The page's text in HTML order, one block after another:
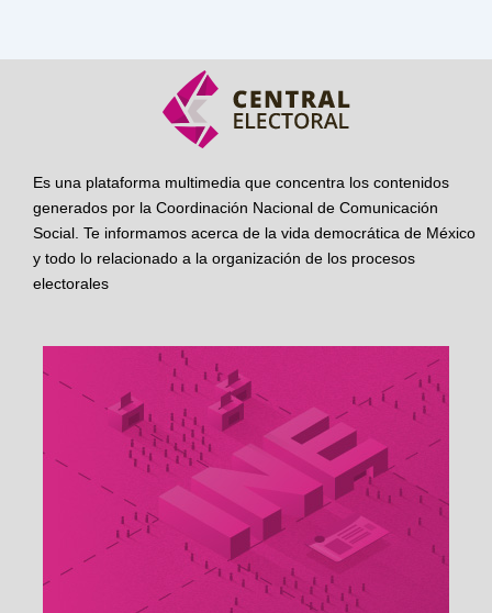
Es una plataforma multimedia que concentra los contenidos
generados por la Coordinación Nacional de Comunicación
Social. Te informamos acerca de la vida democrática de México
y todo lo relacionado a la organización de los procesos
electorales